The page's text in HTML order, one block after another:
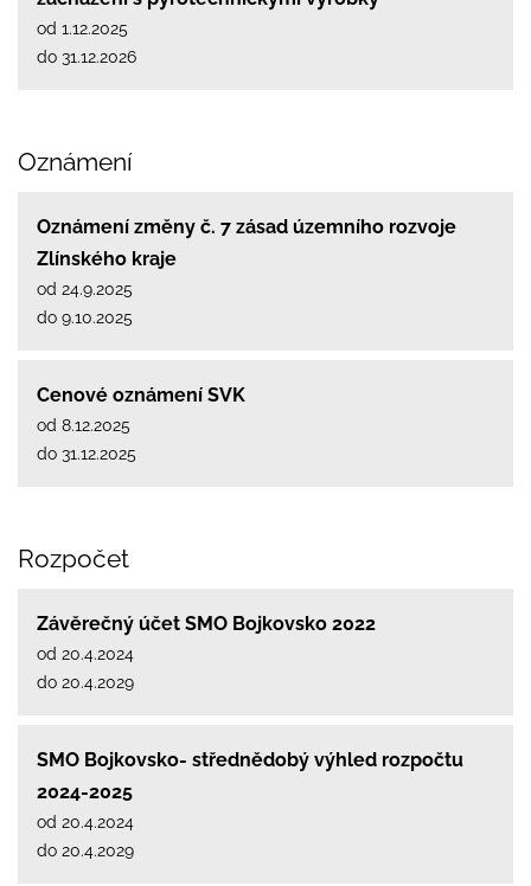
od 1.12.2025
do 31.12.2026
Oznámení
Oznámení změny č. 7 zásad územního rozvoje
Zlínského kraje
od 24.9.2025
do 9.10.2025
Cenové oznámení SVK
od 8.12.2025
do 31.12.2025
Rozpočet
Závěrečný účet SMO Bojkovsko 2022
od 20.4.2024
do 20.4.2029
SMO Bojkovsko- střednědobý výhled rozpočtu
2024-2025
od 20.4.2024
do 20.4.2029